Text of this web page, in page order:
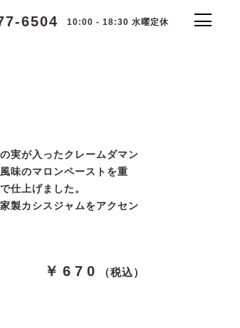
6504 10:00 - 18:30 水曜定休
実が入ったクレームダマン
味のマロンペーストを重
仕上げました。
製カシスジャムをアクセン
￥670 （税込）